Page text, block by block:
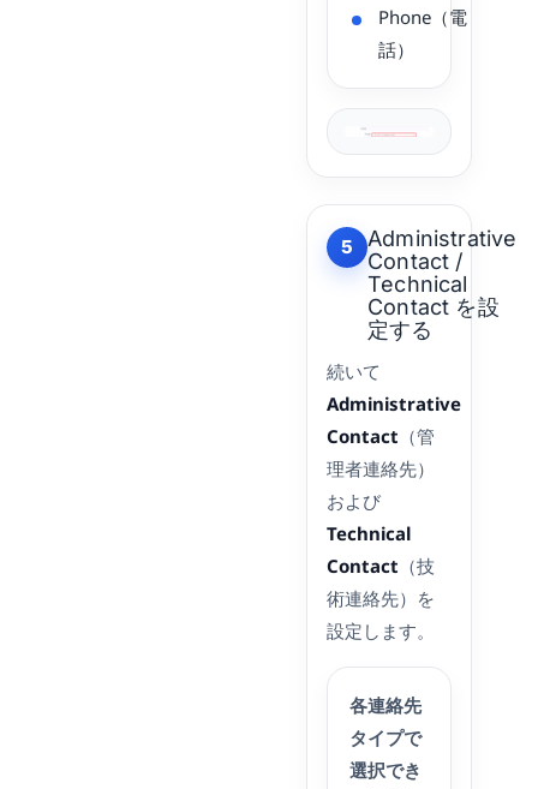
Phone（電
話）
5
Administrative
Contact /
Technical
Contact を設
定する
続いて
Administrative
Contact （管
理者連絡先）
および
Technical
Contact （技
術連絡先）を
設定します。
各連絡先
タイプで
選択でき